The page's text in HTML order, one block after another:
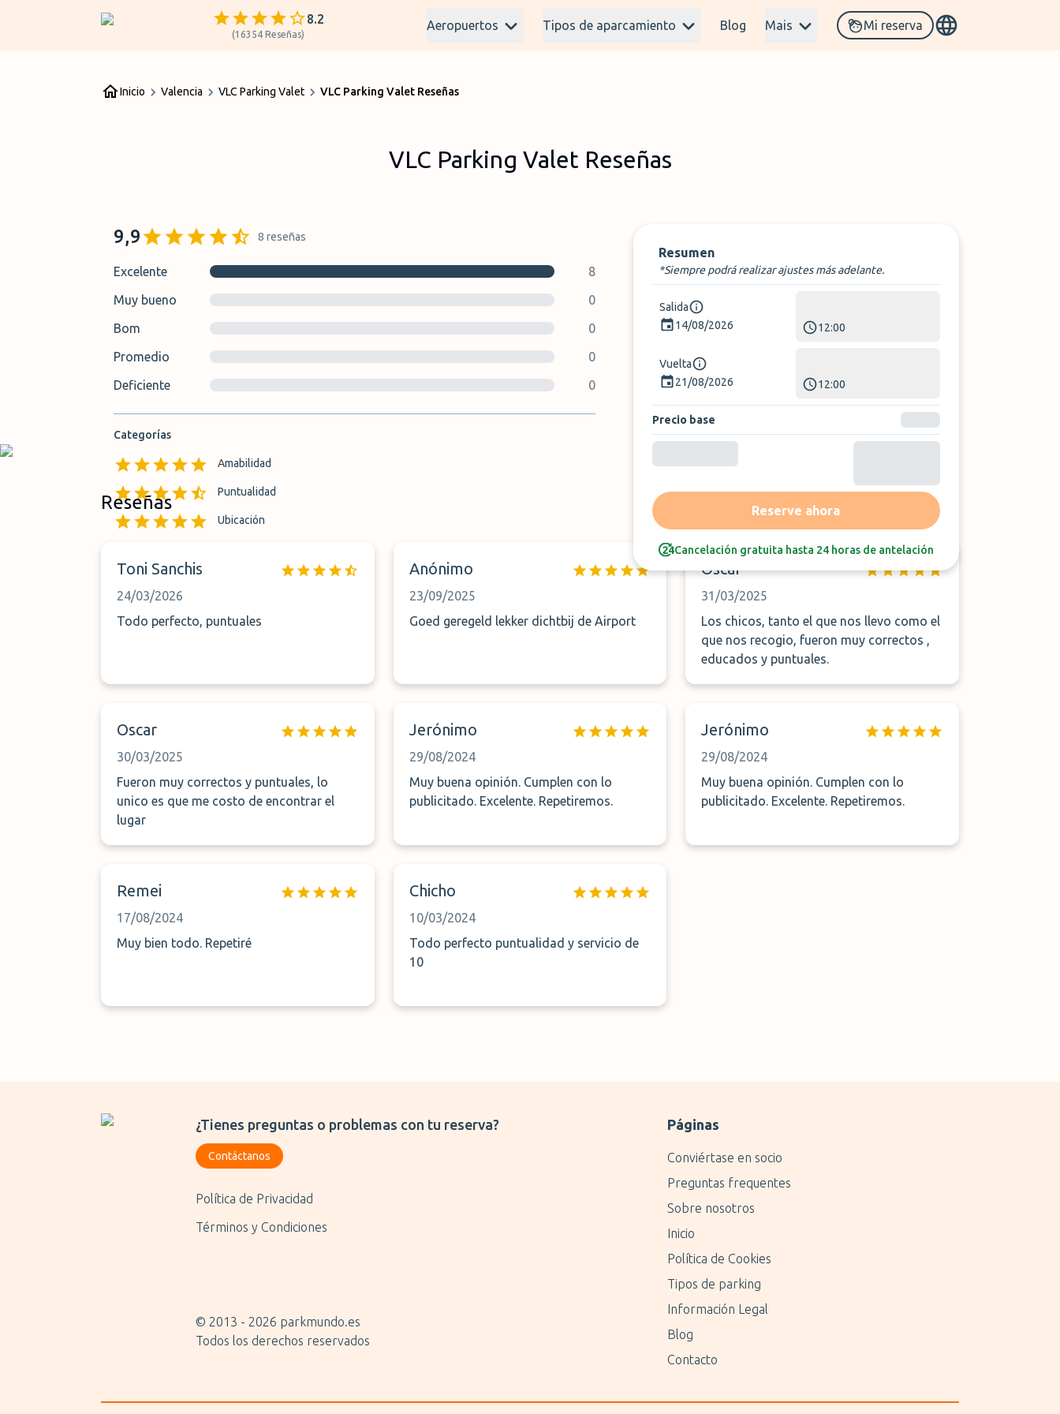
8.2
(16354 Reseñas)
Aeropuertos Tipos de aparcamiento Blog Mais Mi reserva
Inicio Valencia VLC Parking Valet VLC Parking Valet Reseñas
VLC Parking Valet Reseñas
9,9 8 reseñas
Excelente
8
Muy bueno
0
Bom
0
Promedio
0
Deficiente
0
Categorías
Amabilidad
Puntualidad
Ubicación
Resumen
*Siempre podrá realizar ajustes más adelante.
Salida
14/08/2026
12:00
Vuelta
21/08/2026
12:00
Precio base
Reserve ahora
Cancelación gratuita hasta 24 horas de antelación
Reseñas Última reseña
Toni Sanchis
24/03/2026
Todo perfecto, puntuales
Anónimo
23/09/2025
Goed geregeld lekker dichtbij de Airport
Oscar
31/03/2025
Los chicos, tanto el que nos llevo como el
que nos recogio, fueron muy correctos ,
educados y puntuales.
Oscar
30/03/2025
Fueron muy correctos y puntuales, lo
unico es que me costo de encontrar el
lugar
Jerónimo
29/08/2024
Muy buena opinión. Cumplen con lo
publicitado. Excelente. Repetiremos.
Jerónimo
29/08/2024
Muy buena opinión. Cumplen con lo
publicitado. Excelente. Repetiremos.
Remei
17/08/2024
Muy bien todo. Repetiré
Chicho
10/03/2024
Todo perfecto puntualidad y servicio de
10
¿Tienes preguntas o problemas con tu reserva?
Contáctanos
Política de Privacidad
Términos y Condiciones
© 2013 - 2026 parkmundo.es
Todos los derechos reservados
Páginas
Conviértase en socio
Preguntas frequentes
Sobre nosotros
Inicio
Política de Cookies
Tipos de parking
Información Legal
Blog
Contacto